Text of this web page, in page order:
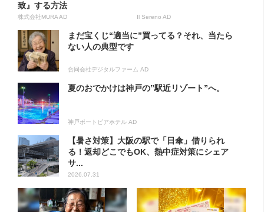
致』する方法
株式会社MURA AD Il Sereno AD
まだ宝くじ“適当に”買ってる？それ、当たら
ない人の典型です
合同会社デジタルファーム AD
夏のおでかけは神戸の”駅近リゾート”へ。
神戸ポートピアホテル AD
【暑さ対策】大阪の駅で「日傘」借りられ
る！返却どこでもOK、熱中症対策にシェア
サ...
2026.07.31